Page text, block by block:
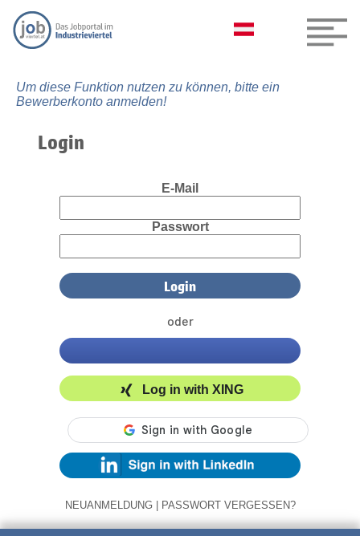
Um diese Funktion nutzen zu können, bitte ein
Bewerberkonto anmelden!
Login
E-Mail
Passwort
oder
Log in with XING
NEUANMELDUNG | PASSWORT VERGESSEN?